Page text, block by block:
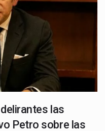
las
Petro sobre las